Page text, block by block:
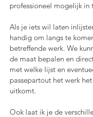
professioneel mogelijk in
Als je iets wil laten
handig om langs te
betreffende werk. We
de maat bepalen en
met welke lijst en
passepartout het werk
uitkomt.
Ook laat ik je de